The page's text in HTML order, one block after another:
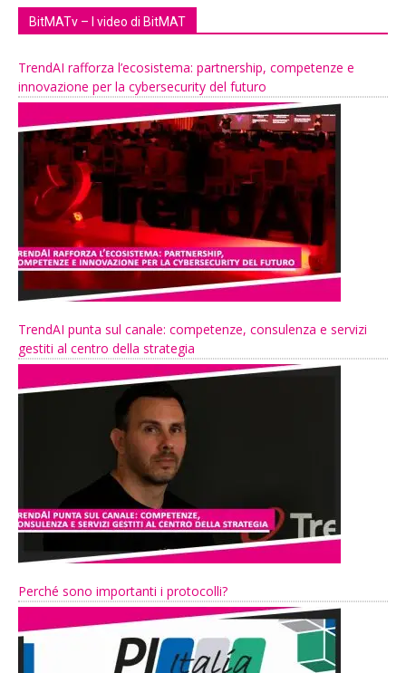
BitMATv – I video di BitMAT
TrendAI rafforza l’ecosistema: partnership, competenze e
innovazione per la cybersecurity del futuro
TrendAI punta sul canale: competenze, consulenza e servizi
gestiti al centro della strategia
Perché sono importanti i protocolli?